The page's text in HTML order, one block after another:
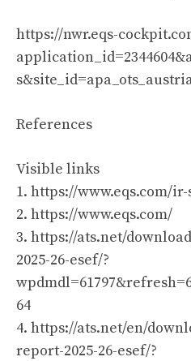
https://nwr.eqs-
References
Visible links
1. https://www.eqs.com/
2. https://www.eqs.com/
3. https://ats.net/
2025-26-esef/?
64
4. https://ats.net/en/
report-2025-26-esef/?